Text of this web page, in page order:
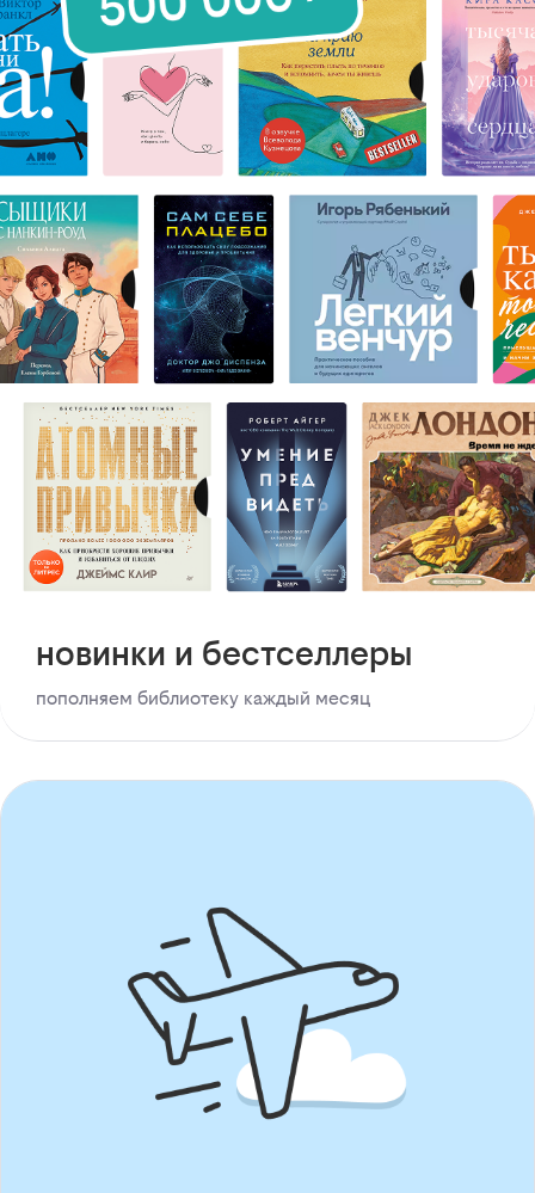
новинки и бестселлеры
пополняем библиотеку каждый месяц